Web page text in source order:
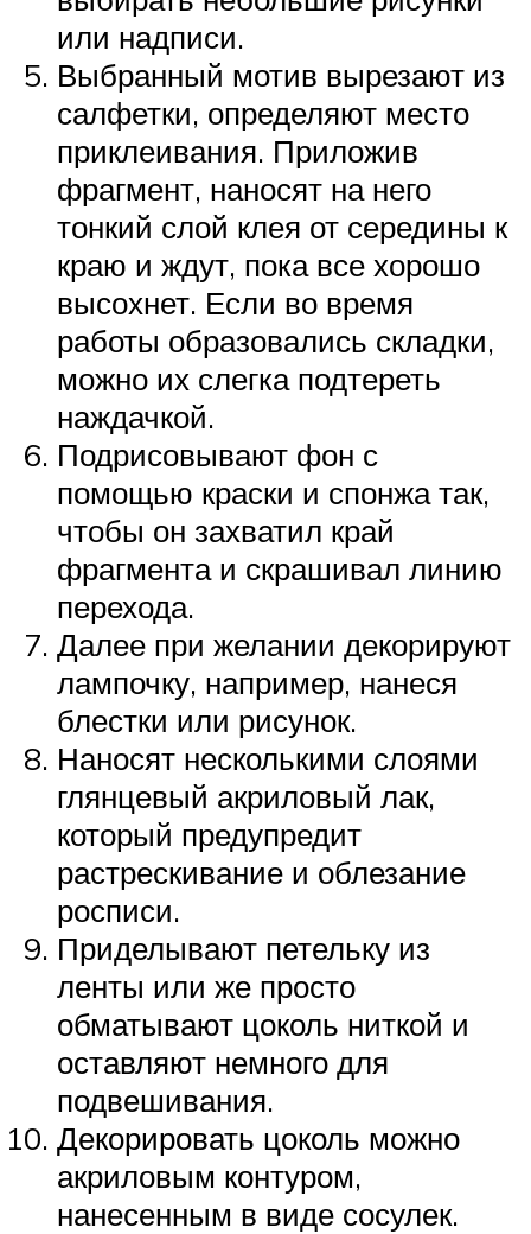
или надписи.
Выбранный мотив вырезают из
салфетки, определяют место
приклеивания. Приложив
фрагмент, наносят на него
тонкий слой клея от середины к
краю и ждут, пока все хорошо
высохнет. Если во время
работы образовались складки,
можно их слегка подтереть
наждачкой.
Подрисовывают фон с
помощью краски и спонжа так,
чтобы он захватил край
фрагмента и скрашивал линию
перехода.
Далее при желании декорируют
лампочку, например, нанеся
блестки или рисунок.
Наносят несколькими слоями
глянцевый акриловый лак,
который предупредит
растрескивание и облезание
росписи.
Приделывают петельку из
ленты или же просто
обматывают цоколь ниткой и
оставляют немного для
подвешивания.
Декорировать цоколь можно
акриловым контуром,
нанесенным в виде сосулек.